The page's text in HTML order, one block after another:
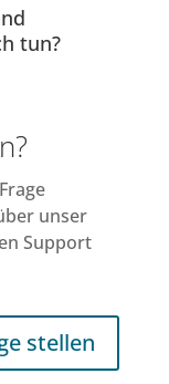
tun?
unser
Support
stellen